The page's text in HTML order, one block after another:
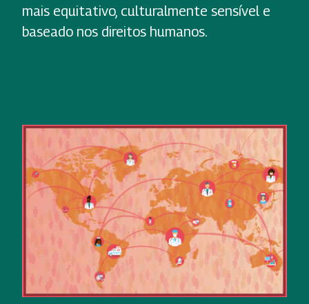
mais equitativo, culturalmente sensível e
baseado nos direitos humanos.